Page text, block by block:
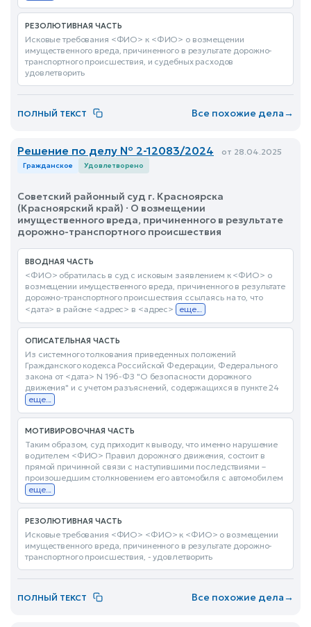
РЕЗОЛЮТИВНАЯ ЧАСТЬ
Исковые требования <ФИО> к <ФИО> о возмещении
имущественного вреда, причиненного в результате дорожно-
транспортного происшествия, и судебных расходов
удовлетворить
ПОЛНЫЙ ТЕКСТ Все похожие дела→
Решение по делу № 2-12083/2024 от 28.04.2025
Гражданское Удовлетворено
Советский районный суд г. Красноярска
(Красноярский край) · О возмещении
имущественного вреда, причиненного в результате
дорожно-транспортного происшествия
ВВОДНАЯ ЧАСТЬ
<ФИО> обратилась в суд с исковым заявлением к <ФИО> о
возмещении имущественного вреда, причиненного в результате
дорожно-транспортного происшествия ссылаясь на то, что
<дата> в районе <адрес> в <адрес>
еще...
ОПИСАТЕЛЬНАЯ ЧАСТЬ
Из системного толкования приведенных положений
Гражданского кодекса Российской Федерации, Федерального
закона от <дата> N 196-ФЗ "О безопасности дорожного
движения" и с учетом разъяснений, содержащихся в пункте 24
еще...
МОТИВИРОВОЧНАЯ ЧАСТЬ
Таким образом, суд приходит к выводу, что именно нарушение
водителем <ФИО> Правил дорожного движения, состоит в
прямой причинной связи с наступившими последствиями –
произошедшим столкновением его автомобиля с автомобилем
еще...
РЕЗОЛЮТИВНАЯ ЧАСТЬ
Исковые требования <ФИО> <ФИО> к <ФИО> о возмещении
имущественного вреда, причиненного в результате дорожно-
транспортного происшествия, - удовлетворить
ПОЛНЫЙ ТЕКСТ Все похожие дела→